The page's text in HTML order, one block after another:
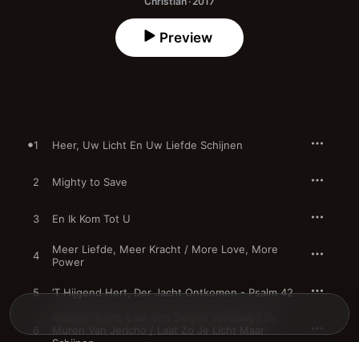
Preview
1 Heer, Uw Licht En Uw Liefde Schijnen
2 Mighty to Save
3 En Ik Kom Tot U
4
Meer Liefde, Meer Kracht / More Love, More
Power
5 ’T Hijgend Hert, Der Jacht Ontkomen - Psalm 42
6
Muren Van Jericho / Laat Zo Je Licht Maar